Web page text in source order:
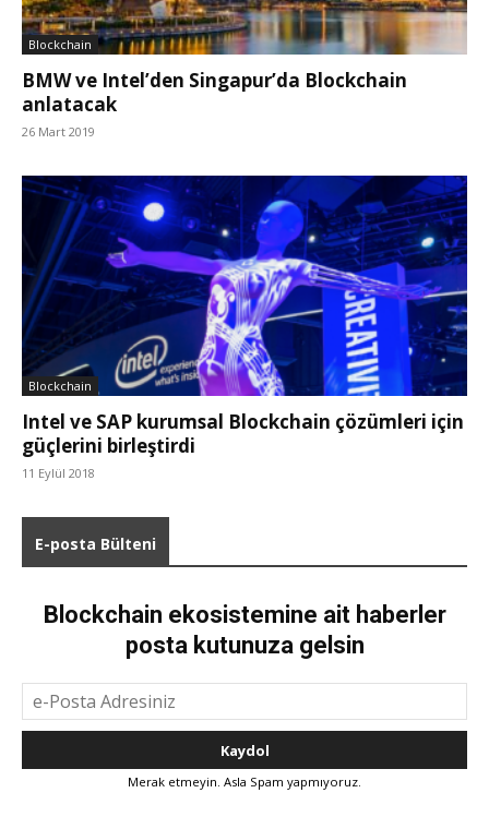
Blockchain
BMW ve Intel’den Singapur’da Blockchain
anlatacak
26 Mart 2019
Blockchain
Intel ve SAP kurumsal Blockchain çözümleri için
güçlerini birleştirdi
11 Eylül 2018
E-posta Bülteni
Blockchain ekosistemine ait haberler
posta kutunuza gelsin
Merak etmeyin. Asla Spam yapmıyoruz.